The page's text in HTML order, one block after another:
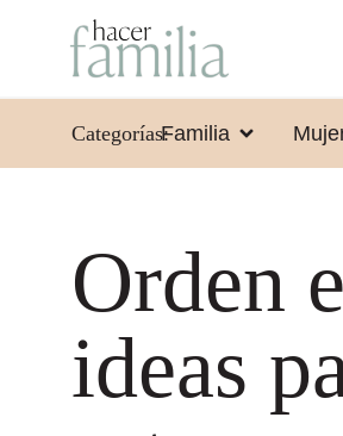
Categorías:Familia
Orden
ideas